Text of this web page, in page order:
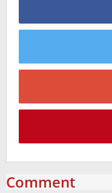
Comment